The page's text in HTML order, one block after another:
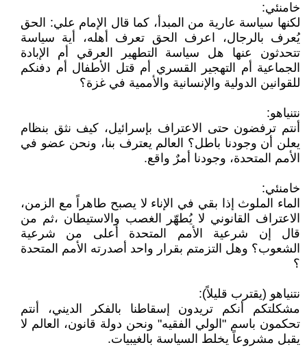
خامنئي:
لكنها سياسة عارية من المبدأ، كما قال الإمام علي: الحق
يُعرف بالرجال، اعرف الحق تعرف أهله، أية سياسة
تتحدثون عنها هل سياسة التطهير العرقي أم الإبادة
الجماعية أم التهجير القسري أم قتل الأطفال أم دفنكم
للقوانين الدولية والإنسانية والأممية في غزة؟
نتنياهو:
أنتم ترفضون حتى الاعتراف بإسرائيل، كيف نثق بنظام
يعلن أن وجودنا باطل؟ العالم يعترف بنا، ونحن عضو في
الأمم المتحدة، وجودنا أمرٌ واقع.
خامنئي:
الماء الملوث إذا بقي في الإناء لا يصبح طاهراً مع الزمن،
الاعتراف القانوني لا يُطهّر الغصب والاستيطان ،ثم من
قال إن شرعية الأمم المتحدة أعلى من شرعية
الشعوب؟ وهل التزمتم بقرار واحد أصدرته الأمم المتحدة
؟
نتنياهو (يقترب قليلاً):
مشكلتكم أنكم تريدون إسقاطنا بالفكر الديني، أنتم
تحكمون باسم "الولي الفقيه" ونحن دولة قانون، العالم لا
يقبل مشروعاً يخلط السياسة بالغيبيات.